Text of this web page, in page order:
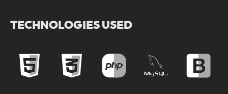
TECHNOLOGIES USED